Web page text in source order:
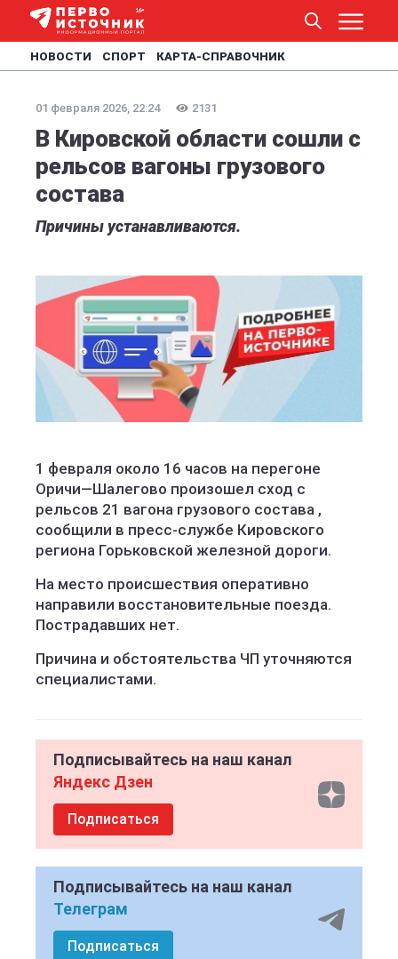
НОВОСТИ СПОРТ КАРТА-СПРАВОЧНИК
01 февраля 2026, 22:24 2131
В Кировской области сошли с
рельсов вагоны грузового
состава
Причины устанавливаются.
1 февраля около 16 часов на перегоне
Оричи—Шалегово произошел сход с
рельсов 21 вагона грузового состава ,
сообщили в пресс-службе Кировского
региона Горьковской железной дороги.
На место происшествия оперативно
направили восстановительные поезда.
Пострадавших нет.
Причина и обстоятельства ЧП уточняются
специалистами.
Подписывайтесь на наш канал
Яндекс Дзен
Подписаться
Подписывайтесь на наш канал
Телеграм
Подписаться